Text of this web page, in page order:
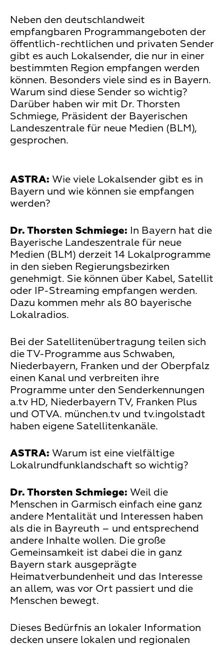
Neben den deutschlandweit
empfangbaren Programmangeboten der
öffentlich-rechtlichen und privaten Sender
gibt es auch Lokalsender, die nur in einer
bestimmten Region empfangen werden
können. Besonders viele sind es in Bayern.
Warum sind diese Sender so wichtig?
Darüber haben wir mit Dr. Thorsten
Schmiege, Präsident der Bayerischen
Landeszentrale für neue Medien (BLM),
gesprochen.
ASTRA: Wie viele Lokalsender gibt es in
Bayern und wie können sie empfangen
werden?
Dr. Thorsten Schmiege: In Bayern hat die
Bayerische Landeszentrale für neue
Medien (BLM) derzeit 14 Lokalprogramme
in den sieben Regierungsbezirken
genehmigt. Sie können über Kabel, Satellit
oder IP-Streaming empfangen werden.
Dazu kommen mehr als 80 bayerische
Lokalradios.
Bei der Satellitenübertragung teilen sich
die TV-Programme aus Schwaben,
Niederbayern, Franken und der Oberpfalz
einen Kanal und verbreiten ihre
Programme unter den Senderkennungen
a.tv HD, Niederbayern TV, Franken Plus
und OTVA. münchen.tv und tv.ingolstadt
haben eigene Satellitenkanäle.
ASTRA: Warum ist eine vielfältige
Lokalrundfunklandschaft so wichtig?
Dr. Thorsten Schmiege: Weil die
Menschen in Garmisch einfach eine ganz
andere Mentalität und Interessen haben
als die in Bayreuth – und entsprechend
andere Inhalte wollen. Die große
Gemeinsamkeit ist dabei die in ganz
Bayern stark ausgeprägte
Heimatverbundenheit und das Interesse
an allem, was vor Ort passiert und die
Menschen bewegt.
Dieses Bedürfnis an lokaler Information
decken unsere lokalen und regionalen